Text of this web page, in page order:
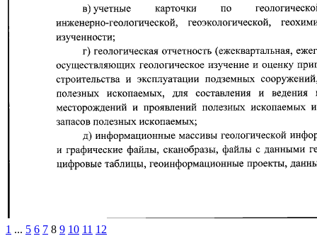
1 ... 5 6 7 8 9 10 11 12